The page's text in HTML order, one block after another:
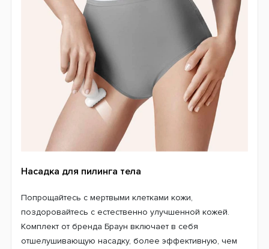
Насадка для пилинга тела
Попрощайтесь с мертвыми клетками кожи,
поздоровайтесь с естественно улучшенной кожей.
Комплект от бренда Браун включает в себя
отшелушивающую насадку, более эффективную, чем